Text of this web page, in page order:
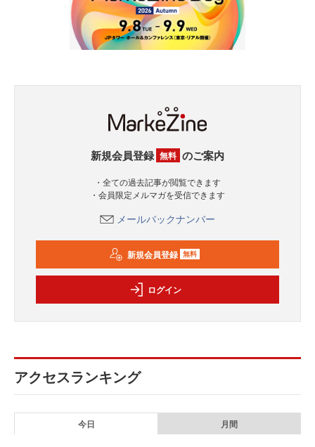
新規会員登録 無料 のご案内
・全ての過去記事が閲覧できます
・会員限定メルマガを受信できます
メールバックナンバー
新規会員登録 無料
ログイン
アクセスランキング
今日 月間